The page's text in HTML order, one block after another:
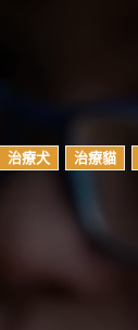
治療犬 治療貓